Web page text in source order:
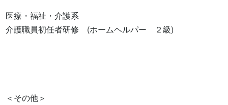
医療・福祉・介護系
介護職員初任者研修　(ホームヘルパー　２級)
＜その他＞